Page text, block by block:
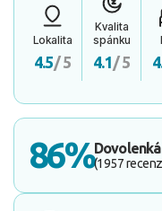
Lokalita
4.5/ 5
Kvalita
spánku
4.1/ 5
86%(1957